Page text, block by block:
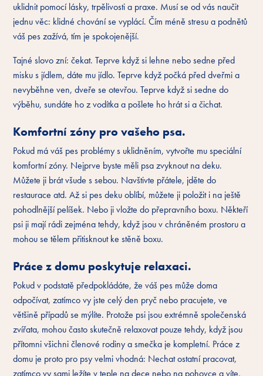
uklidnit pomocí lásky, trpělivosti a praxe. Musí se od vás naučit
jednu věc: klidné chování se vyplácí. Čím méně stresu a podnětů
váš pes zažívá, tím je spokojenější.
Tajné slovo zní: čekat. Teprve když si lehne nebo sedne před
misku s jídlem, dáte mu jídlo. Teprve když počká před dveřmi a
nevyběhne ven, dveře se otevřou. Teprve když si sedne do
výběhu, sundáte ho z vodítka a pošlete ho hrát si a čichat.
Komfortní zóny pro vašeho psa.
Pokud má váš pes problémy s uklidněním, vytvořte mu speciální
komfortní zóny. Nejprve byste měli psa zvyknout na deku.
Můžete ji brát všude s sebou. Navštivte přátele, jděte do
restaurace atd. Až si pes deku oblíbí, můžete ji položit i na ještě
pohodlnější pelíšek. Nebo ji vložte do přepravního boxu. Někteří
psi ji mají rádi zejména tehdy, když jsou v chráněném prostoru a
mohou se tělem přitisknout ke stěně boxu.
Práce z domu poskytuje relaxaci.
Pokud v podstatě předpokládáte, že váš pes může doma
odpočívat, zatímco vy jste celý den pryč nebo pracujete, ve
většině případů se mýlíte. Protože psi jsou extrémně společenská
zvířata, mohou často skutečně relaxovat pouze tehdy, když jsou
přítomni všichni členové rodiny a smečka je kompletní. Práce z
domu je proto pro psy velmi vhodná: Nechat ostatní pracovat,
zatímco vy sami ležíte v teple na dece nebo na pohovce a víte,